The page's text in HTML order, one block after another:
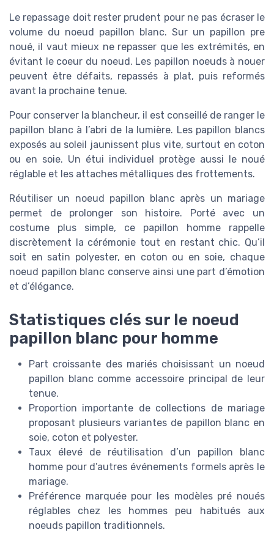
Le repassage doit rester prudent pour ne pas écraser le
volume du noeud papillon blanc. Sur un papillon pre
noué, il vaut mieux ne repasser que les extrémités, en
évitant le coeur du noeud. Les papillon noeuds à nouer
peuvent être défaits, repassés à plat, puis reformés
avant la prochaine tenue.
Pour conserver la blancheur, il est conseillé de ranger le
papillon blanc à l’abri de la lumière. Les papillon blancs
exposés au soleil jaunissent plus vite, surtout en coton
ou en soie. Un étui individuel protège aussi le noué
réglable et les attaches métalliques des frottements.
Réutiliser un noeud papillon blanc après un mariage
permet de prolonger son histoire. Porté avec un
costume plus simple, ce papillon homme rappelle
discrètement la cérémonie tout en restant chic. Qu’il
soit en satin polyester, en coton ou en soie, chaque
noeud papillon blanc conserve ainsi une part d’émotion
et d’élégance.
Statistiques clés sur le noeud
papillon blanc pour homme
Part croissante des mariés choisissant un noeud
papillon blanc comme accessoire principal de leur
tenue.
Proportion importante de collections de mariage
proposant plusieurs variantes de papillon blanc en
soie, coton et polyester.
Taux élevé de réutilisation d’un papillon blanc
homme pour d’autres événements formels après le
mariage.
Préférence marquée pour les modèles pré noués
réglables chez les hommes peu habitués aux
noeuds papillon traditionnels.